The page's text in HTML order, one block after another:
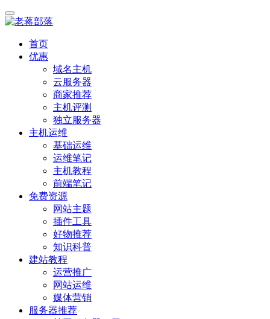
首页
优惠
域名主机
云服务器
商家推荐
主机评测
独立服务器
主机运维
基础运维
运维笔记
主机教程
前端笔记
免费资源
网站主题
插件工具
好物推荐
知识科普
建站教程
运营推广
网站运维
媒体营销
服务器推荐